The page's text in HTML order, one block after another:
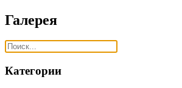
Галерея
Категории